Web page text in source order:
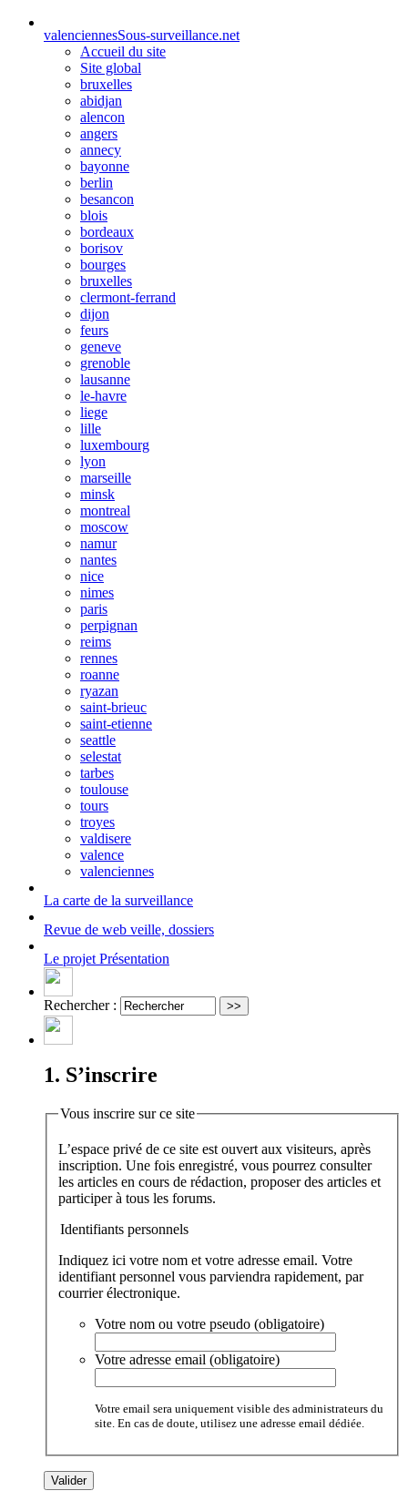
valenciennesSous-surveillance.net
Accueil du site
Site global
bruxelles
abidjan
alencon
angers
annecy
bayonne
berlin
besancon
blois
bordeaux
borisov
bourges
bruxelles
clermont-ferrand
dijon
feurs
geneve
grenoble
lausanne
le-havre
liege
lille
luxembourg
lyon
marseille
minsk
montreal
moscow
namur
nantes
nice
nimes
paris
perpignan
reims
rennes
roanne
ryazan
saint-brieuc
saint-etienne
seattle
selestat
tarbes
toulouse
tours
troyes
valdisere
valence
valenciennes
La carte de la surveillance
Revue de web veille, dossiers
Le projet Présentation
Rechercher :
1. S’inscrire
Vous inscrire sur ce site
L’espace privé de ce site est ouvert aux visiteurs, après
inscription. Une fois enregistré, vous pourrez consulter
les articles en cours de rédaction, proposer des articles et
participer à tous les forums.
Identifiants personnels
Indiquez ici votre nom et votre adresse email. Votre
identifiant personnel vous parviendra rapidement, par
courrier électronique.
Votre nom ou votre pseudo (obligatoire)
Votre adresse email (obligatoire)
Votre email sera uniquement visible des administrateurs du
site. En cas de doute, utilisez une adresse email dédiée.